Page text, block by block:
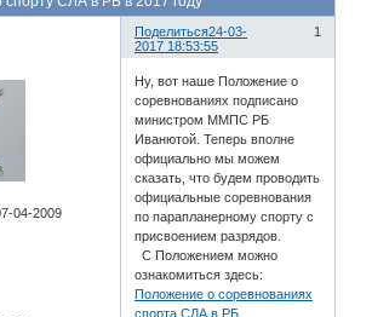
Поделиться 1
24-03-
2017 18:53:55
04-2009
Ну, вот наше Положение о
соревнованиях подписано
министром ММПС РБ
Иванютой. Теперь вполне
официально мы можем
сказать, что будем проводить
официальные соревнования
по парапланерному спорту с
присвоением разрядов.
С Положением можно
ознакомиться здесь:
Положение о соревнованиях
спорта СЛА в РБ